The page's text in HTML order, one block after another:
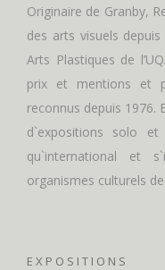
Originaire de Granby,
des arts visuels
Arts Plastiques de
prix et mentions et
reconnus depuis 1976.
d`expositions solo
qu`international et
organismes culturels
EXPOSITIONS